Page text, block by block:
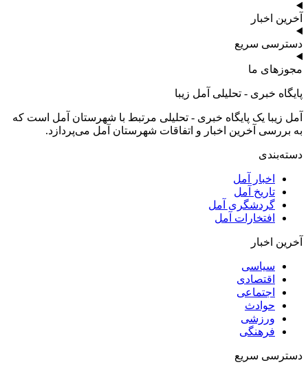
آخرین اخبار
دسترسی سریع
مجوزهای ما
پایگاه خبری - تحلیلی آمل زیبا
آمل زیبا یک پایگاه خبری - تحلیلی مرتبط با شهرستان آمل است که
به بررسی آخرین اخبار و اتفاقات شهرستان آمل می‌پردازد.
دسته‌بندی
اخبار آمل
تاریخ آمل
گردشگری آمل
افتخارات آمل
آخرین اخبار
سیاسی
اقتصادی
اجتماعی
حوادث
ورزشی
فرهنگی
دسترسی سریع